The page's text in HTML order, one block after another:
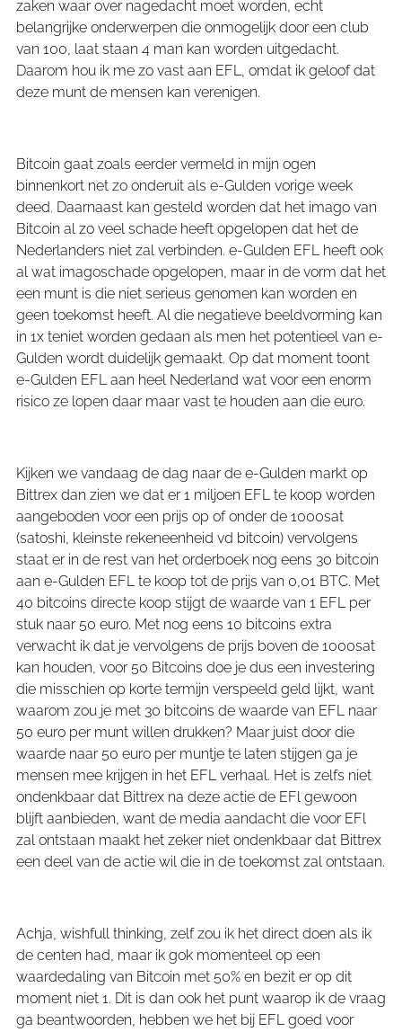
zaken waar over nagedacht moet worden, echt
belangrijke onderwerpen die onmogelijk door een club
van 100, laat staan 4 man kan worden uitgedacht.
Daarom hou ik me zo vast aan EFL, omdat ik geloof dat
deze munt de mensen kan verenigen.
Bitcoin gaat zoals eerder vermeld in mijn ogen
binnenkort net zo onderuit als e-Gulden vorige week
deed. Daarnaast kan gesteld worden dat het imago van
Bitcoin al zo veel schade heeft opgelopen dat het de
Nederlanders niet zal verbinden. e-Gulden EFL heeft ook
al wat imagoschade opgelopen, maar in de vorm dat het
een munt is die niet serieus genomen kan worden en
geen toekomst heeft. Al die negatieve beeldvorming kan
in 1x teniet worden gedaan als men het potentieel van e-
Gulden wordt duidelijk gemaakt. Op dat moment toont
e-Gulden EFL aan heel Nederland wat voor een enorm
risico ze lopen daar maar vast te houden aan die euro.
Kijken we vandaag de dag naar de e-Gulden markt op
Bittrex dan zien we dat er 1 miljoen EFL te koop worden
aangeboden voor een prijs op of onder de 1000sat
(satoshi, kleinste rekeneenheid vd bitcoin) vervolgens
staat er in de rest van het orderboek nog eens 30 bitcoin
aan e-Gulden EFL te koop tot de prijs van 0,01 BTC. Met
40 bitcoins directe koop stijgt de waarde van 1 EFL per
stuk naar 50 euro. Met nog eens 10 bitcoins extra
verwacht ik dat je vervolgens de prijs boven de 1000sat
kan houden, voor 50 Bitcoins doe je dus een investering
die misschien op korte termijn verspeeld geld lijkt, want
waarom zou je met 30 bitcoins de waarde van EFL naar
50 euro per munt willen drukken? Maar juist door die
waarde naar 50 euro per muntje te laten stijgen ga je
mensen mee krijgen in het EFL verhaal. Het is zelfs niet
ondenkbaar dat Bittrex na deze actie de EFl gewoon
blijft aanbieden, want de media aandacht die voor EFl
zal ontstaan maakt het zeker niet ondenkbaar dat Bittrex
een deel van de actie wil die in de toekomst zal ontstaan.
Achja, wishfull thinking, zelf zou ik het direct doen als ik
de centen had, maar ik gok momenteel op een
waardedaling van Bitcoin met 50% en bezit er op dit
moment niet 1. Dit is dan ook het punt waarop ik de vraag
ga beantwoorden, hebben we het bij EFL goed voor